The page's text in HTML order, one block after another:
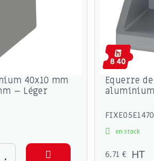
40x10 mm
– Léger
Equerre
FIXE05E1470
en stock
6,71 € HT